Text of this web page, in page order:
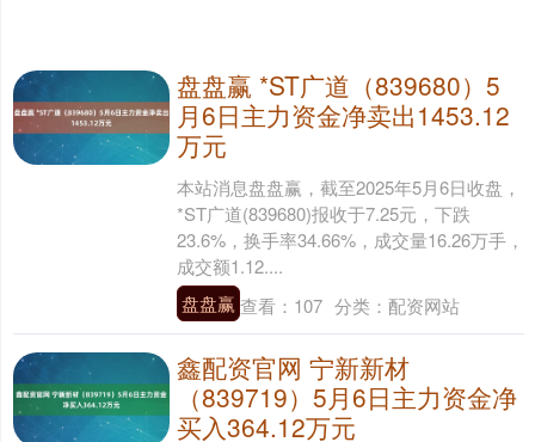
盘盘赢 *ST广道（839680）5
月6日主力资金净卖出1453.12
万元
本站消息盘盘赢，截至2025年5月6日收盘，
*ST广道(839680)报收于7.25元，下跌
23.6%，换手率34.66%，成交量16.26万手，
成交额1.12....
盘盘赢 查看： 107 分类： 配资网站
鑫配资官网 宁新新材
（839719）5月6日主力资金净
买入364.12万元